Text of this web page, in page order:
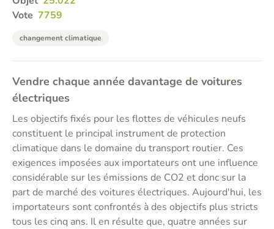
Vote 7759
changement climatique
Vendre chaque année davantage de voitures
électriques
Les objectifs fixés pour les flottes de véhicules neufs
constituent le principal instrument de protection
climatique dans le domaine du transport routier. Ces
exigences imposées aux importateurs ont une influence
considérable sur les émissions de CO2 et donc sur la
part de marché des voitures électriques. Aujourd'hui, les
importateurs sont confrontés à des objectifs plus stricts
tous les cinq ans. Il en résulte que, quatre années sur